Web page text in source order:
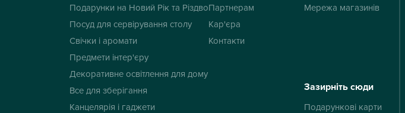
Подарунки на Новий Рік та Різдво
Посуд для сервірування столу
Свічки і аромати
Предмети інтер'єру
Декоративне освітлення для дому
Все для зберігання
Канцелярія і гаджети
Партнерам
Кар'єра
Контакти
Мережа магазинів
Зазирніть сюди
Подарункові карти